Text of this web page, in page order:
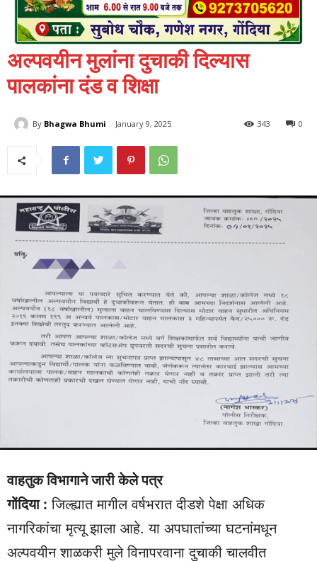
अल्पवयीन मुलांना दुचाकी दिल्यास
पालकांना दंड व शिक्षा
By Bhagwa Bhumi January 9, 2025 0
343
वाहतुक विभागाने जारी केले पत्र
गोंदिया : जिल्ह्यात मागील वर्षभरात दीडशे पेक्षा अधिक
नागरिकांचा मृत्यू झाला आहे. या अपघातांच्या घटनांमधून
अल्पवयीन शाळकरी मुले विनापरवाना दुचाकी चालवीत